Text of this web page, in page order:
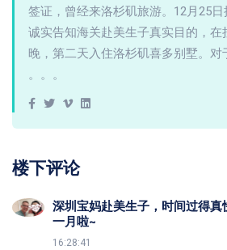
签证，曾经来洛杉矶旅游。12月25日
诚实告知海关赴美生子真实目的，在
晚，第二天入住洛杉矶喜多别墅。对
。。。
楼下评论
深圳宝妈赴美生子，时间过得
一月啦~
16:28:41